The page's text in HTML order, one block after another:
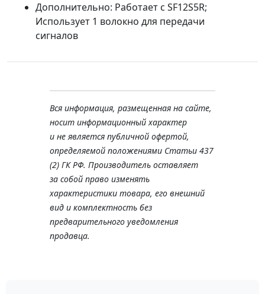
Дополнительно: Работает с SF12S5R;
Использует 1 волокно для передачи
сигналов
Вся информация, размещенная на сайте,
носит информационный характер
и не является публичной офертой,
определяемой положениями Статьи 437
(2) ГК РФ. Производитель оставляет
за собой право изменять
характеристики товара, его внешний
вид и комплектность без
предварительного уведомления
продавца.